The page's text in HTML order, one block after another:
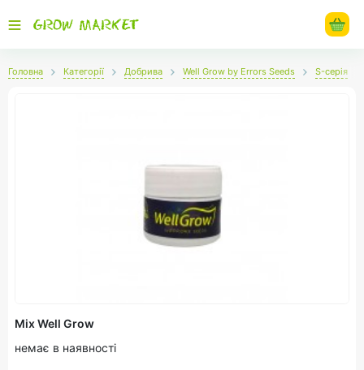
Головна Категорії Добрива Well Grow by Errors Seeds S-серія
Mix Well Grow
немає в наявності